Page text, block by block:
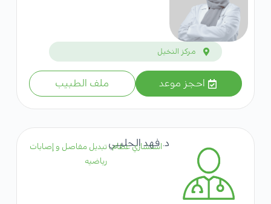
مركز النخيل
احجز موعد ملف الطبيب
د. فهد الحليبي
استشاري عظام ، تبديل مفاصل و إصابات
رياضيه